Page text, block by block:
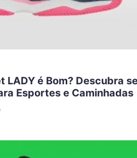
LADY é Bom? Descubra
Esportes e Caminhadas